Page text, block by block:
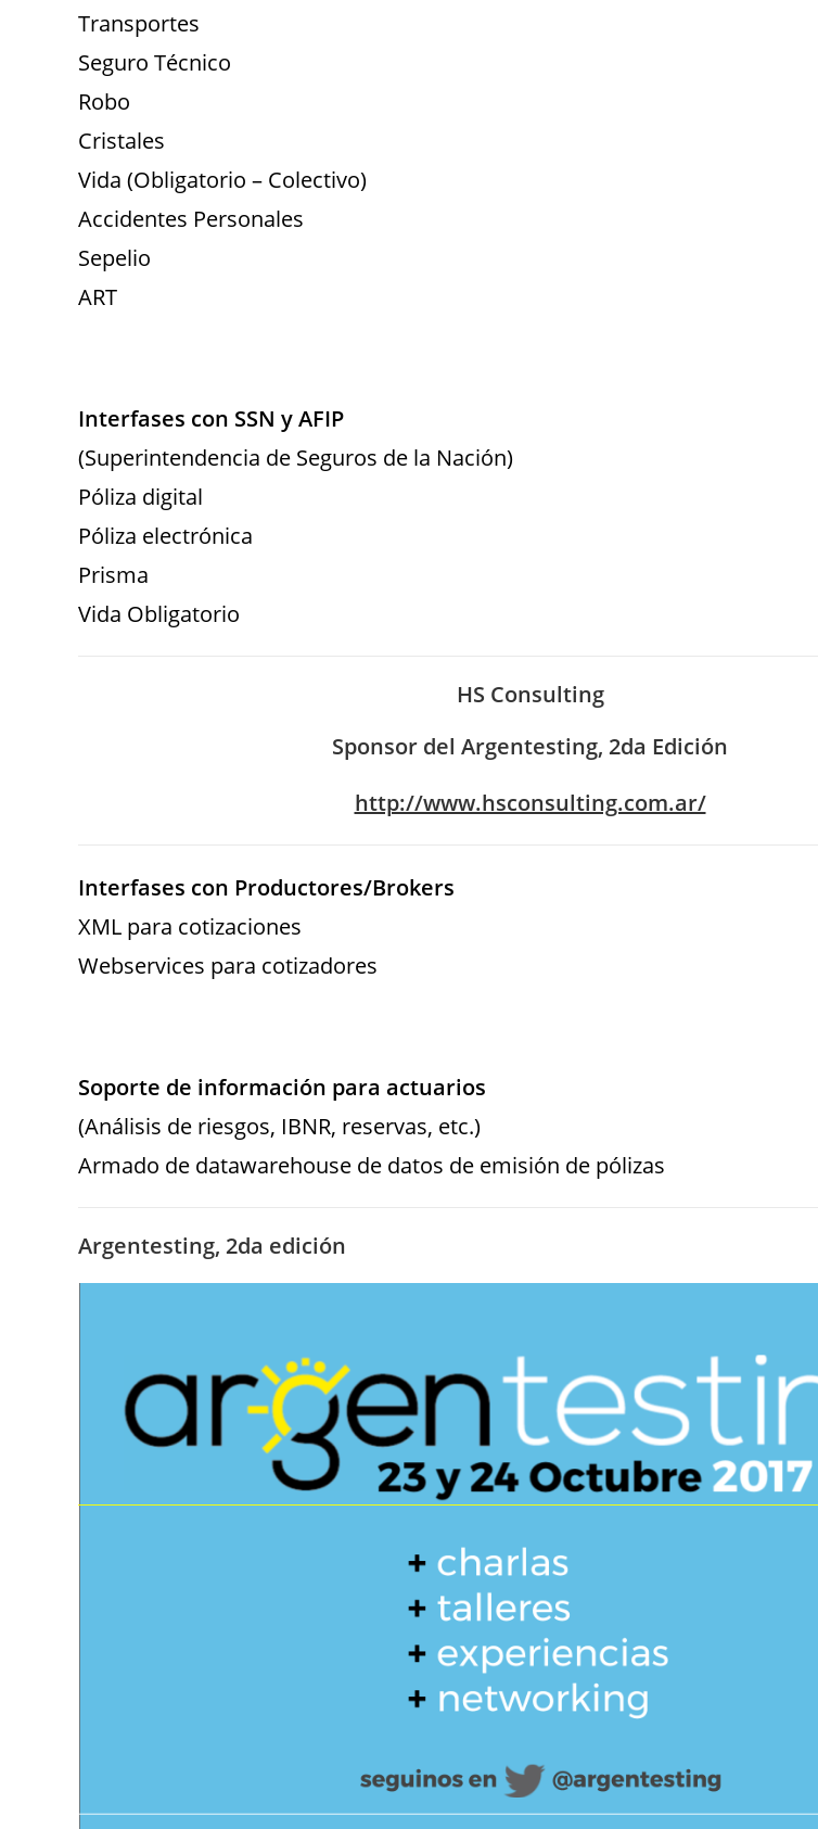
Transportes
Seguro Técnico
Robo
Cristales
Vida (Obligatorio – Colectivo)
Accidentes Personales
Sepelio
ART
Interfases con SSN y AFIP
(Superintendencia de Seguros de la Nación)
Póliza digital
Póliza electrónica
Prisma
Vida Obligatorio
HS Consulting
Sponsor del Argentesting, 2da Edición
http://www.hsconsulting.com.ar/
Interfases con Productores/Brokers
XML para cotizaciones
Webservices para cotizadores
Soporte de información para actuarios
(Análisis de riesgos, IBNR, reservas, etc.)
Armado de datawarehouse de datos de emisión de pólizas
Argentesting, 2da edición